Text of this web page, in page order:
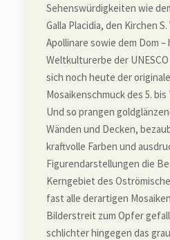
Sehenswürdigkeiten wie
Galla Placidia, den Kirchen
Apollinare sowie dem Dom –
Weltkulturerbe der
sich noch heute der originale
Mosaikenschmuck des 5.
Und so prangen
Wänden und Decken,
kraftvolle Farben und
Figurendarstellungen die
Kerngebiet des
fast alle derartigen
Bilderstreit zum Opfer
schlichter hingegen das